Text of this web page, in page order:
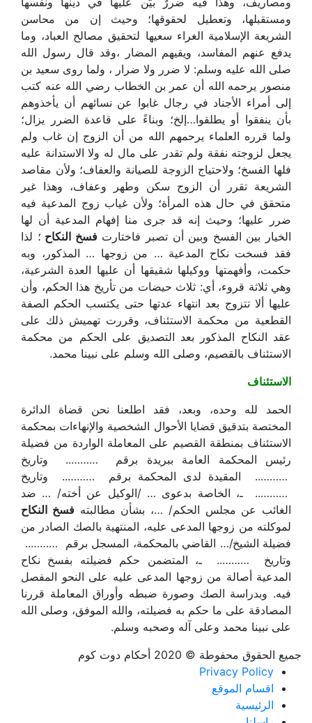
ومستقبلها، وتعطيل لحقوقها؛ وحيث إن من محاسن
الشريعة الإسلامية الغراء سعيها لتحقيق مصالح العباد، وما
يدفع عنهم المفاسد، ويقيهم المضار ،وقد قال رسول الله
صلى الله عليه وسلم: لا ضرر ولا ضرار ، ولما روى سعيد بن
منصور يرحمه الله أن عمر بن الخطاب رضي الله عنه كتب
إلى أمراء الأجناد في رجال غابوا عن نسائهم أن يأخذوهم
بأن ينفقوا أو يطلقوا…إلخ؛ وبناءً على قاعدة الضرر يزال؛
ولما قرره العلماء يرحمهم الله من أن الزوج إن غاب ولم
يجعل لزوجته نفقة ولم تقدر على مال له ولا الاستدانة عليه
فلها الفسخ؛ ولاحتياج الزوجة للصيانة والعفاف؛ ولأن مقاصد
الشريعة تقرر أن الزوج سكن وطهر وعفاف، وهذا غير
متحقق في حال هذه المرأة؛ ولأن غياب زوج المدعية فيه
ضرر عليها؛ وحيث إنه قد جرى منا إفهام المدعية أن لها
الخيار بين الفسخ وبين أن تصبر فاختارتفسخ النكاح ؛ لذا
فقد فسخت نكاح المدعية … من زوجها … المذكور، وبه
حكمت، وأفهمتها ووكيلها شقيقها أن عليها العدة الشرعية،
وهي ثلاثة قروء، أي: ثلاث حيضات من تأريخ هذا الحكم، وأن
عليها ألا تتزوج بعد انتهاء عدتها حتى يكتسب الحكم الصفة
القطعية من محكمة الاستئناف، وقررت تهميش ذلك على
عقد النكاح المذكور بعد التصديق على الحكم من محكمة
الاستئناف بالقصيم، وصلى الله وسلم على نبينا محمد.
الاستئناف
الحمد لله وحده، وبعد، فقد اطلعنا نحن قضاة الدائرة
المختصة بتدقيق قضايا الأحوال الشخصية والإنهاءات بمحكمة
الاستئناف بمنطقة القصيم على المعاملة الواردة من فضيلة
رئيس المحكمة العامة ببريدة برقم ……….. وتاريخ
……….. المقيدة لدى المحكمة برقم ……….. وتاريخ
……….. ـ، الخاصة بدعوى … /الوكيل عن أخته/ … ضد
الغائب عن مجلس الحكم/ …، بشأن مطالبتهفسخ النكاح
لموكلته من زوجها المدعى عليه، المنتهية بالصك الصادر من
فضيلة الشيخ/… القاضي بالمحكمة، المسجل برقم ………..
وتاريخ ……….. ـ، المتضمن حكم فضيلته بفسخ نكاح
المدعية أصالة من زوجها المدعى عليه على النحو المفصل
فيه. وبدراسة الصك وصورة ضبطه وأوراق المعاملة قررنا
المصادقة على ما حكم به فضيلته، والله الموفق، وصلى الله
على نبينا محمد وعلى آله وصحبه وسلم.
جميع الحقوق محفوطة © 2020 أحكام دوت كوم
Privacy Policy
اقسام الموقع
الرئيسية